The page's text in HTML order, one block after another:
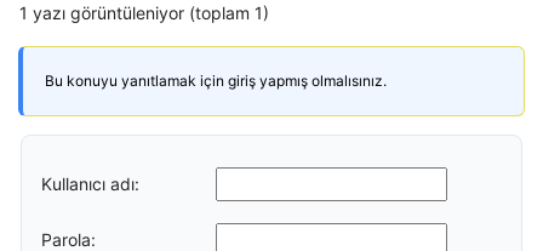
1 yazı görüntüleniyor (toplam 1)
Bu konuyu yanıtlamak için giriş yapmış olmalısınız.
Kullanıcı adı:
Parola: